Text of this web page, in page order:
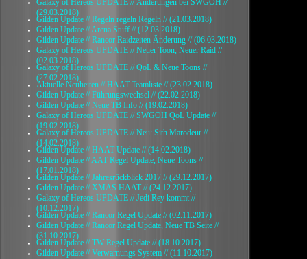
Galaxy of Hereos UPDATE // Änderungen bei SWGOH //
(29.03.2018)
Gilden Update // Regeln regeln Regeln // (21.03.2018)
Gilden Update // Arena Stuff // (12.03.2018)
Gilden Update // Rancor Raidzeiten Änderung // (06.03.2018)
Galaxy of Hereos UPDATE // Neuer Toon, Neuer Raid //
(02.03.2018)
Galaxy of Hereos UPDATE // QoL & Neue Toons //
(27.02.2018)
Aktuelle Neuheiten // HAAT Teamliste // (23.02.2018)
Gilden Update // Führungswechsel // (22.02.2018)
Gilden Update // Neue TB Info // (19.02.2018)
Galaxy of Hereos UPDATE // SWGOH QoL Update //
(19.02.2018)
Galaxy of Hereos UPDATE // Neu: Sith Marodeur //
(14.02.2018)
Gilden Update // HAAT Update // (14.02.2018)
Gilden Update // AAT Regel Update, Neue Toons //
(17.01.2018)
Gilden Update // Jahresrückblick 2017 // (29.12.2017)
Gilden Update // XMAS HAAT // (24.12.2017)
Galaxy of Hereos UPDATE // Jedi Rey kommt //
(10.12.2017)
Gilden Update // Rancor Regel Update // (02.11.2017)
Gilden Update // Rancor Regel Update, Neue TB Seite //
(31.10.2017)
Gilden Update // TW Regel Update // (18.10.2017)
Gilden Update // Verwarnungs System // (11.10.2017)